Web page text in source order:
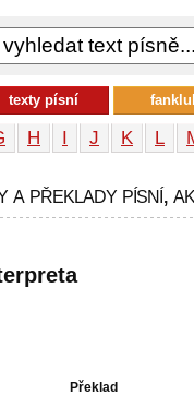
H I J K L
a překlady písní,
Překlad
texty písní